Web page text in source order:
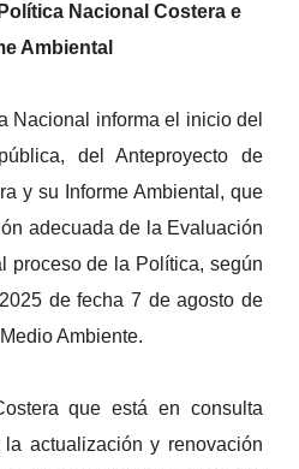
Nacional Costera e
Ambiental
Nacional informa el inicio del
del Anteproyecto de
y su Informe Ambiental, que
adecuada de la Evaluación
proceso de la Política, según
de fecha 7 de agosto de
Ambiente.
que está en consulta
actualización y renovación